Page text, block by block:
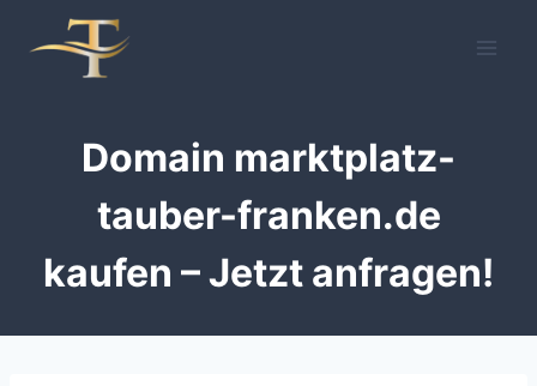
Inhalt
Domain marktplatz-
tauber-franken.de
kaufen – Jetzt anfragen!